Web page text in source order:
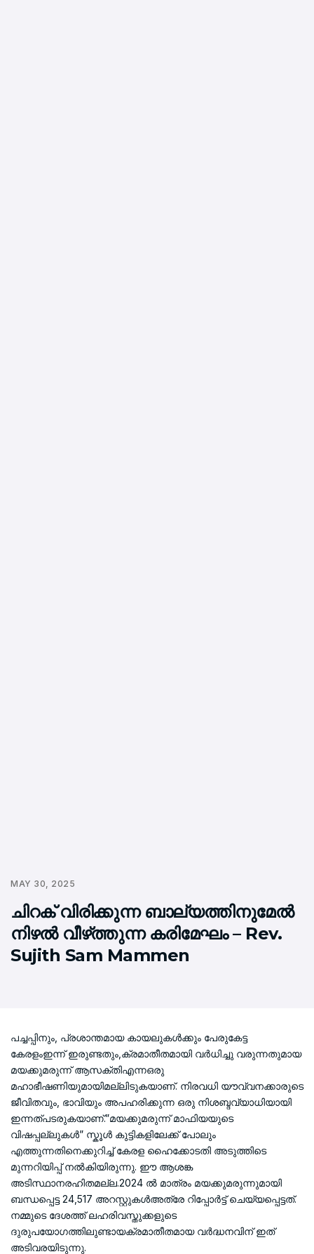
MAY 30, 2025
ചിറക് വിരിക്കുന്ന ബാല്യത്തിനുമേൽ
നിഴൽ വീഴ്‌ത്തുന്ന കരിമേഘം – Rev.
Sujith Sam Mammen
പച്ചപ്പിനും, പ്രശാന്തമായ കായലുകൾക്കും പേരുകേട്ട
കേരളംഇന്ന് ഇരുണ്ടതും,ക്രമാതീതമായി വർധിച്ചു വരുന്നതുമായ
മയക്കുമരുന്ന് ആസക്തിഎന്നഒരു
മഹാഭീഷണിയുമായിമല്ലിടുകയാണ്. നിരവധി യൗവ്വനക്കാരുടെ
ജീവിതവും, ഭാവിയും അപഹരിക്കുന്ന ഒരു നിശബ്ദവ്യാധിയായി
ഇന്നത്പടരുകയാണ്.”മയക്കുമരുന്ന് മാഫിയയുടെ
വിഷപ്പല്ലുകൾ” സ്കൂൾ കുട്ടികളിലേക്ക് പോലും
എത്തുന്നതിനെക്കുറിച്ച് കേരള ഹൈക്കോടതി അടുത്തിടെ
മുന്നറിയിപ്പ് നൽകിയിരുന്നു. ഈ ആശങ്ക
അടിസ്ഥാനരഹിതമല്ല.2024 ൽ മാത്രം മയക്കുമരുന്നുമായി
ബന്ധപ്പെട്ട 24,517 അറസ്റ്റുകൾഅത്രേ റിപ്പോർട്ട് ചെയ്യപ്പെട്ടത്.
നമ്മുടെ ദേശത്ത് ലഹരിവസ്തുക്കളുടെ
ദുരുപയോഗത്തിലുണ്ടായക്രമാതീതമായ വർദ്ധനവിന് ഇത്
അടിവരയിടുന്നു.